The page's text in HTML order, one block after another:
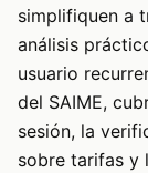
simplifiquen a
análisis
usuario
del SAIME,
sesión, la
sobre tarifas y